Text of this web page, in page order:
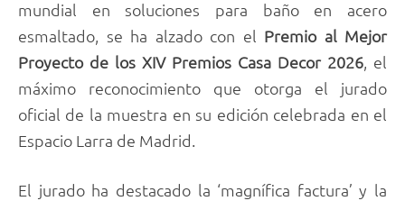
mundial en soluciones para baño en acero
esmaltado, se ha alzado con el Premio al Mejor
Proyecto de los XIV Premios Casa Decor 2026, el
máximo reconocimiento que otorga el jurado
oficial de la muestra en su edición celebrada en el
Espacio Larra de Madrid.
El jurado ha destacado la ‘magnífica factura’ y la